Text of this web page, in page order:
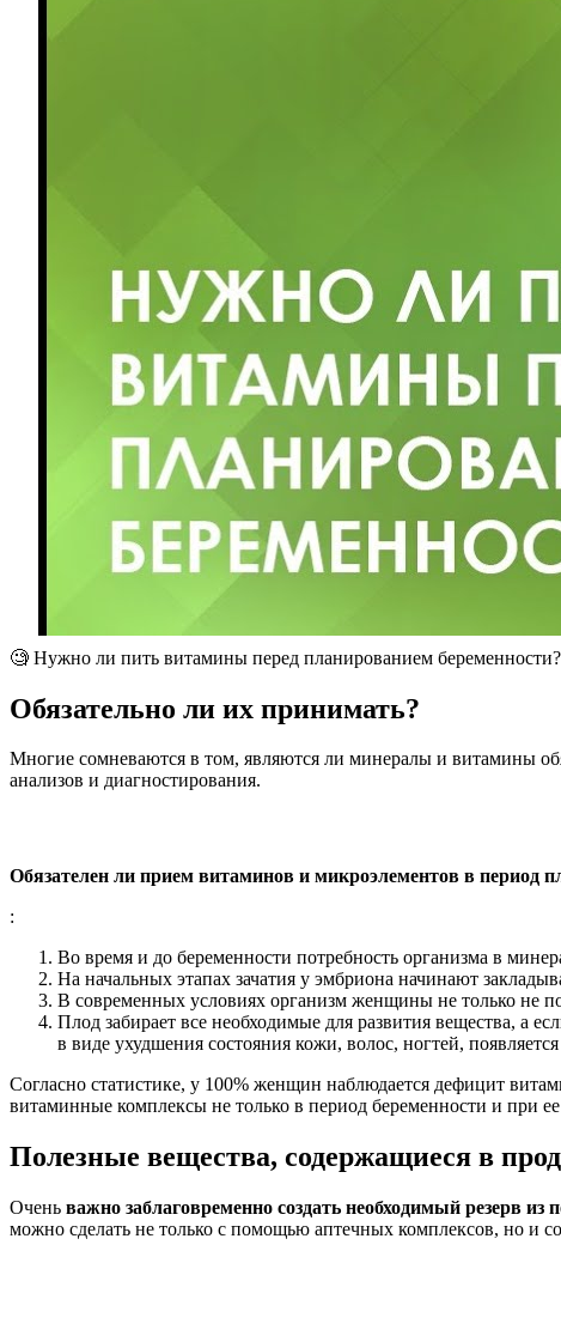
🧐 Нужно ли пить витамины перед планированием беременности?
Обязательно ли их принимать?
Многие сомневаются в том, являются ли минералы и витамины
анализов и диагностирования.
Обязателен ли прием витаминов и микроэлементов в период
:
Во время и до беременности потребность организма в
На начальных этапах зачатия у эмбриона начинают
В современных условиях организм женщины не только не
Плод забирает все необходимые для развития вещества, а
в виде ухудшения состояния кожи, волос, ногтей,
Согласно статистике, у 100% женщин наблюдается дефицит
витаминные комплексы не только в период беременности и при
Полезные вещества, содержащиеся в
Очень важно заблаговременно создать необходимый резерв
можно сделать не только с помощью аптечных комплексов, но и